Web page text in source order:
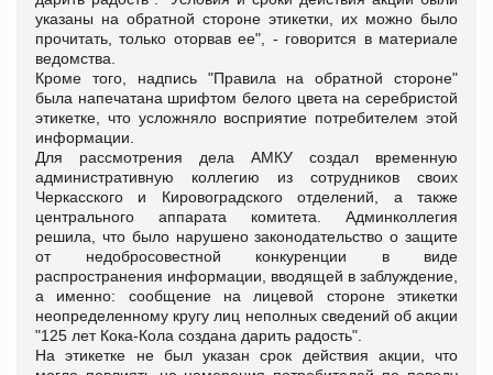
указаны на обратной стороне этикетки, их можно было
прочитать, только оторвав ее", - говорится в материале
ведомства.
Кроме того, надпись "Правила на обратной стороне"
была напечатана шрифтом белого цвета на серебристой
этикетке, что усложняло восприятие потребителем этой
информации.
Для рассмотрения дела АМКУ создал временную
административную коллегию из сотрудников своих
Черкасского и Кировоградского отделений, а также
центрального аппарата комитета. Админколлегия
решила, что было нарушено законодательство о защите
от недобросовестной конкуренции в виде
распространения информации, вводящей в заблуждение,
а именно: сообщение на лицевой стороне этикетки
неопределенному кругу лиц неполных сведений об акции
"125 лет Кока-Кола создана дарить радость".
На этикетке не был указан срок действия акции, что